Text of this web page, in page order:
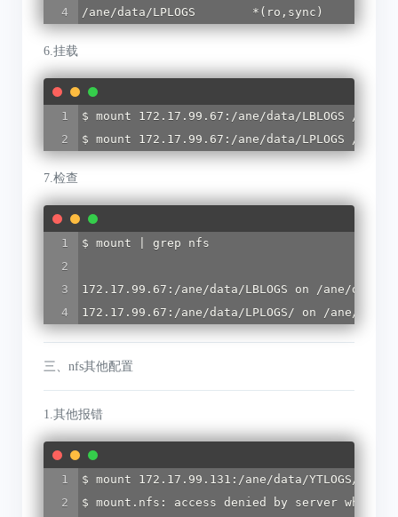
/ane/data/LPLOGS        *(ro,sync)
6.挂载
$ mount 172.17.99.67:/ane/data/LBLOGS /ane/
$ mount 172.17.99.67:/ane/data/LPLOGS /ane/
7.检查
$ mount | grep nfs
172.17.99.67:/ane/data/LBLOGS on /ane/
172.17.99.67:/ane/data/LPLOGS/ on /ane/
三、nfs其他配置
1.其他报错
$ mount 172.17.99.131:/ane/data/YTLOGS/ /ane/